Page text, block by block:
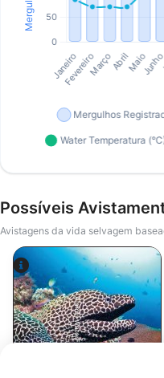
Possíveis
Avistagens da vida selvagem
Alamy-WaterFrame